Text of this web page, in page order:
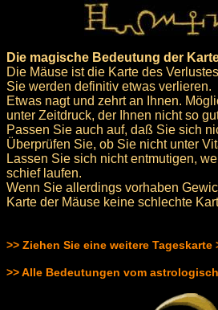
Die magische Bedeutung der
Die Mäuse ist die Karte des
Sie werden definitiv etwas verlieren.
Etwas nagt und zehrt an Ihnen.
unter Zeitdruck, der Ihnen nicht so
Passen Sie auch auf, daß Sie sich
Überprüfen Sie, ob Sie nicht unter
Lassen Sie sich nicht entmutigen,
schief laufen.
Wenn Sie allerdings vorhaben
Karte der Mäuse keine schlechte
>> Ziehen Sie eine weitere Tageskarte
>> Alle Bedeutungen vom